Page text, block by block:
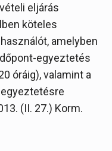
eljárás
köteles
amelyben
egyeztetés
óráig), valamint a
(II. 27.) Korm.